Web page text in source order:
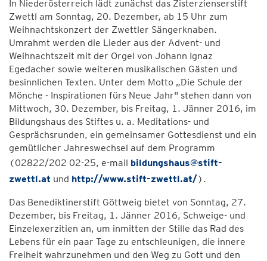
In Niederösterreich lädt zunächst das Zisterzienserstift
Zwettl am Sonntag, 20. Dezember, ab 15 Uhr zum
Weihnachtskonzert der Zwettler Sängerknaben.
Umrahmt werden die Lieder aus der Advent- und
Weihnachtszeit mit der Orgel von Johann Ignaz
Egedacher sowie weiteren musikalischen Gästen und
besinnlichen Texten. Unter dem Motto „Die Schule der
Mönche - Inspirationen fürs Neue Jahr" stehen dann von
Mittwoch, 30. Dezember, bis Freitag, 1. Jänner 2016, im
Bildungshaus des Stiftes u. a. Meditations- und
Gesprächsrunden, ein gemeinsamer Gottesdienst und ein
gemütlicher Jahreswechsel auf dem Programm
(02822/202 02-25, e-mail bildungshaus@stift-
zwettl.at und http://www.stift-zwettl.at/).
Das Benediktinerstift Göttweig bietet von Sonntag, 27.
Dezember, bis Freitag, 1. Jänner 2016, Schweige- und
Einzelexerzitien an, um inmitten der Stille das Rad des
Lebens für ein paar Tage zu entschleunigen, die innere
Freiheit wahrzunehmen und den Weg zu Gott und den